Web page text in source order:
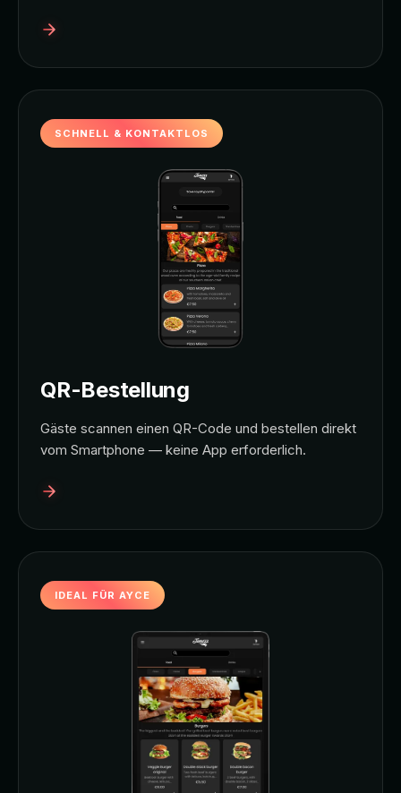
SCHNELL & KONTAKTLOS
QR-Bestellung
Gäste scannen einen QR-Code und bestellen direkt
vom Smartphone — keine App erforderlich.
IDEAL FÜR AYCE